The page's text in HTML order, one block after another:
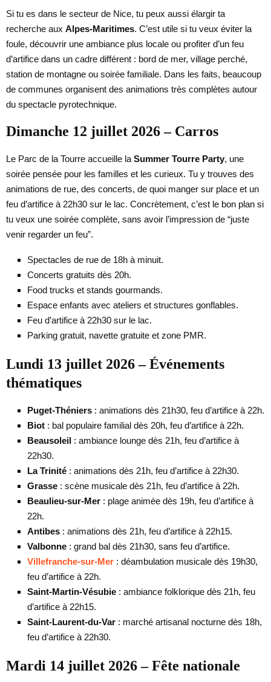
Si tu es dans le secteur de Nice, tu peux aussi élargir ta
recherche aux Alpes-Maritimes. C’est utile si tu veux éviter la
foule, découvrir une ambiance plus locale ou profiter d’un feu
d’artifice dans un cadre différent : bord de mer, village perché,
station de montagne ou soirée familiale. Dans les faits, beaucoup
de communes organisent des animations très complètes autour
du spectacle pyrotechnique.
Dimanche 12 juillet 2026 – Carros
Le Parc de la Tourre accueille la Summer Tourre Party, une
soirée pensée pour les familles et les curieux. Tu y trouves des
animations de rue, des concerts, de quoi manger sur place et un
feu d’artifice à 22h30 sur le lac. Concrètement, c’est le bon plan si
tu veux une soirée complète, sans avoir l’impression de “juste
venir regarder un feu”.
Spectacles de rue de 18h à minuit.
Concerts gratuits dès 20h.
Food trucks et stands gourmands.
Espace enfants avec ateliers et structures gonflables.
Feu d’artifice à 22h30 sur le lac.
Parking gratuit, navette gratuite et zone PMR.
Lundi 13 juillet 2026 – Événements
thématiques
Puget-Théniers : animations dès 21h30, feu d’artifice à 22h.
Biot : bal populaire familial dès 20h, feu d’artifice à 22h.
Beausoleil : ambiance lounge dès 21h, feu d’artifice à
22h30.
La Trinité : animations dès 21h, feu d’artifice à 22h30.
Grasse : scène musicale dès 21h, feu d’artifice à 22h.
Beaulieu-sur-Mer : plage animée dès 19h, feu d’artifice à
22h.
Antibes : animations dès 21h, feu d’artifice à 22h15.
Valbonne : grand bal dès 21h30, sans feu d’artifice.
Villefranche-sur-Mer : déambulation musicale dès 19h30,
feu d’artifice à 22h.
Saint-Martin-Vésubie : ambiance folklorique dès 21h, feu
d’artifice à 22h15.
Saint-Laurent-du-Var : marché artisanal nocturne dès 18h,
feu d’artifice à 22h30.
Mardi 14 juillet 2026 – Fête nationale